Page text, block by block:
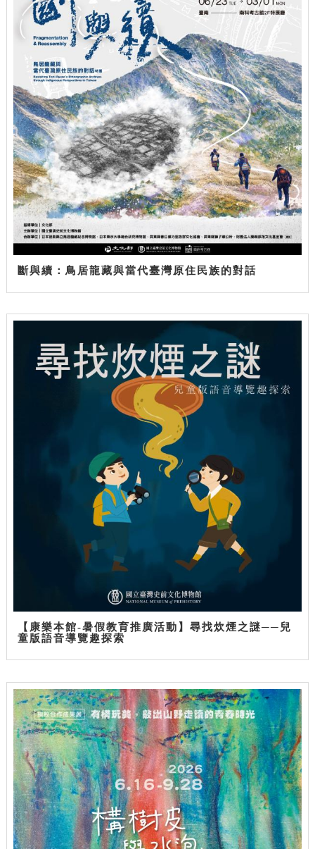
斷與續：鳥居龍藏與當代臺灣原住民族的對話
【康樂本館-暑假教育推廣活動】尋找炊煙之謎──兒
童版語音導覽趣探索